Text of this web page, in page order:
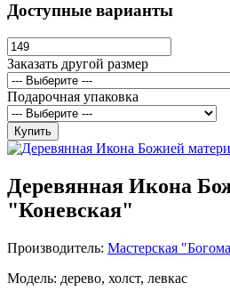
Доступные варианты
Заказать другой размер
Подарочная упаковка
Купить
Деревянная Икона
"Коневская"
Производитель: Мастерская
Модель: дерево, холст, левкас